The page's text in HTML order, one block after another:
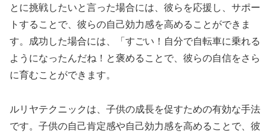
とに挑戦したいと言った場合には、彼らを応援し、サポー
トすることで、彼らの自己効力感を高めることができま
す。成功した場合には、「すごい！自分で自転車に乗れる
ようになったんだね！と褒めることで、彼らの自信をさら
に育むことができます。
ルリヤテクニックは、子供の成長を促すための有効な手法
です。子供の自己肯定感や自己効力感を高めることで、彼